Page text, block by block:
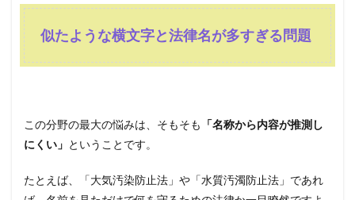
似たような横文字と法律名が多すぎる問題
この分野の最大の悩みは、そもそも 「名称から内容が推測し
にくい」 ということです。
たとえば、「大気汚染防止法」や「水質汚濁防止法」であれ